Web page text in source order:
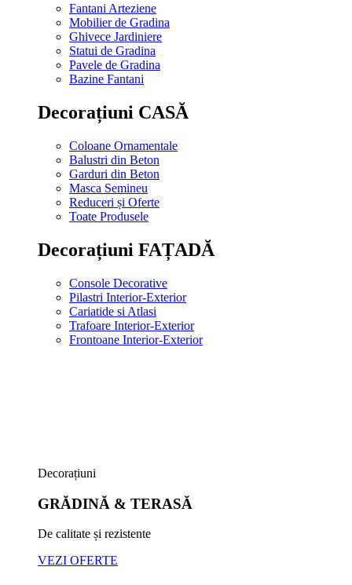
Fantani Arteziene
Mobilier de Gradina
Ghivece Jardiniere
Statui de Gradina
Pavele de Gradina
Bazine Fantani
Decorațiuni CASĂ
Coloane Ornamentale
Balustri din Beton
Garduri din Beton
Masca Semineu
Reduceri și Oferte
Toate Produsele
Decorațiuni FAȚADĂ
Console Decorative
Pilastri Interior-Exterior
Cariatide si Atlasi
Trafoare Interior-Exterior
Frontoane Interior-Exterior
Decorațiuni
GRĂDINĂ & TERASĂ
De calitate și rezistente
VEZI OFERTE